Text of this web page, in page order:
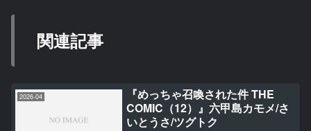
関連記事
2026-04
『めっちゃ召喚された件 THE
COMIC（12）』六甲島カモメ/さ
いとうさ/ツグトク